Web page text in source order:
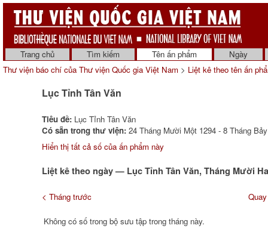
Trang chủ Tìm kiếm Tên ấn phẩm
Ngày
Thư viện báo chí của Thư viện Quốc gia Việt Nam > Liệt kê theo tên ấn
Lục Tỉnh Tân Văn
Tiêu đề: Lục Tỉnh Tân Văn
Có sẵn trong thư viện: 24 Tháng Mười Một 1294 - 8 Tháng
Hiển thị tất cả số của ấn phẩm này
Liệt kê theo ngày — Lục Tỉnh Tân Văn, Tháng Mười
< Tháng trước
Không có số trong bộ sưu tập trong tháng này.